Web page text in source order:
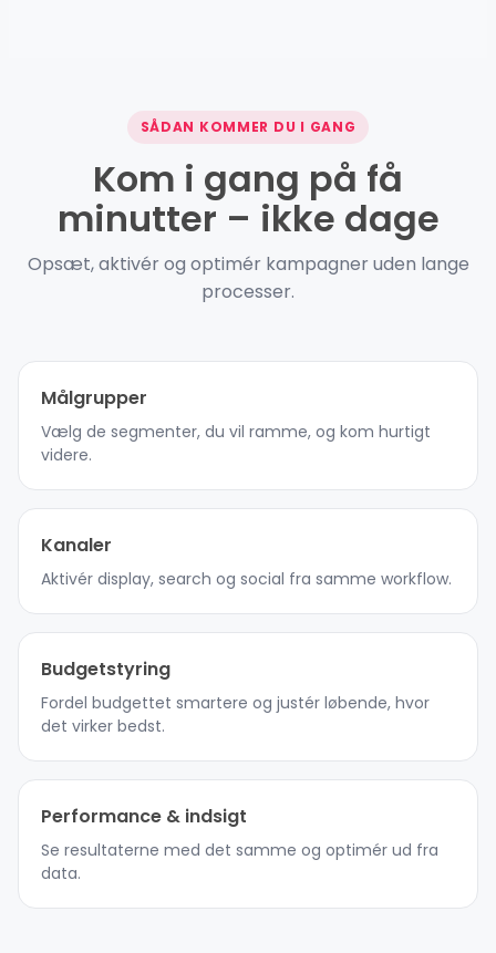
SÅDAN KOMMER DU I GANG
Kom i gang på få
minutter – ikke dage
Opsæt, aktivér og optimér kampagner uden lange
processer.
Målgrupper
Vælg de segmenter, du vil ramme, og kom hurtigt
videre.
Kanaler
Aktivér display, search og social fra samme workflow.
Budgetstyring
Fordel budgettet smartere og justér løbende, hvor
det virker bedst.
Performance & indsigt
Se resultaterne med det samme og optimér ud fra
data.